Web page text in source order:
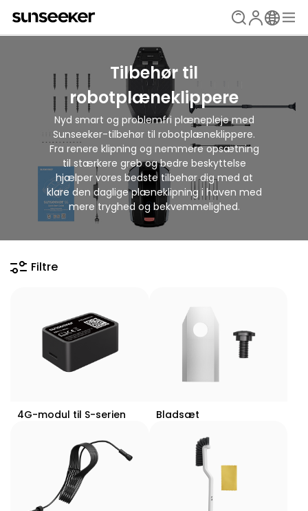
Tilbehør til
robotplæneklippere
Nyd smart og problemfri plænepleje med
Sunseeker-tilbehør til robotplæneklippere.
Fra renere klipning og nemmere opsætning
til stærkere greb og bedre beskyttelse
hjælper vores bedste tilbehør dig med at
klare den daglige plæneklipning i haven med
mere tryghed og bekvemmelighed.
Filtre
4G-modul til S-serien Bladsæt